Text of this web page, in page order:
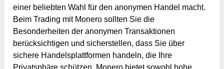
einer beliebten Wahl für den anonymen Handel macht.
Beim Trading mit Monero sollten Sie die
Besonderheiten der anonymen Transaktionen
berücksichtigen und sicherstellen, dass Sie über
sichere Handelsplattformen handeln, die Ihre
Privatsphäre schützen. Monero bietet sowohl hohe